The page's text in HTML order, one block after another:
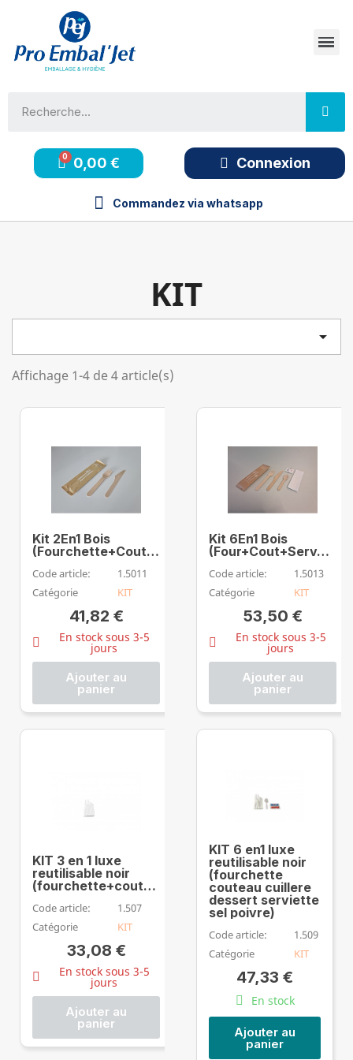
0,00 € Connexion
Commandez via whatsapp
KIT

Affichage 1-4 de 4 article(s)
Kit 2En1 Bois
(Fourchette+Couteau)
Code article:
1.5011
Catégorie
KIT
41,82 €
En stock sous 3-5
jours
Ajouter au
panier
Kit 6En1 Bois
(Four+Cout+Serv+Cuil+Sel+Poiv)
Code article:
1.5013
Catégorie
KIT
53,50 €
En stock sous 3-5
jours
Ajouter au
panier
KIT 3 en 1 luxe
reutilisable noir
(fourchette+couteau+serviette2plie)
Code article:
1.507
Catégorie
KIT
33,08 €
En stock sous 3-5
jours
Ajouter au
panier
KIT 6 en1 luxe
reutilisable noir
(fourchette
couteau cuillere
dessert serviette
sel poivre)
Code article:
1.509
Catégorie
KIT
47,33 €
En stock
Ajouter au
panier